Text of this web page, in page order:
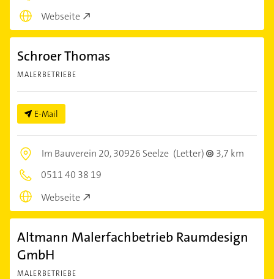
Webseite
Schroer Thomas
MALERBETRIEBE
E-Mail
Im Bauverein 20,30926 Seelze (Letter)
3,7 km
0511 40 38 19
Webseite
Altmann Malerfachbetrieb Raumdesign
GmbH
MALERBETRIEBE